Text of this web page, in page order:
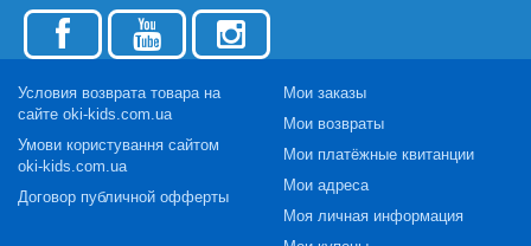
Условия возврата товара на
сайте oki-kids.com.ua
Умови користування сайтом
oki-kids.com.ua
Договор публичной офферты
Мои заказы
Мои возвраты
Мои платёжные квитанции
Мои адреса
Моя личная информация